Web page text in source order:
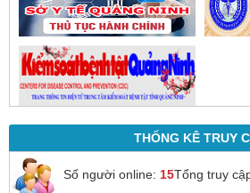
THỐNG KÊ TRUY
Số người online: 15Tổng truy